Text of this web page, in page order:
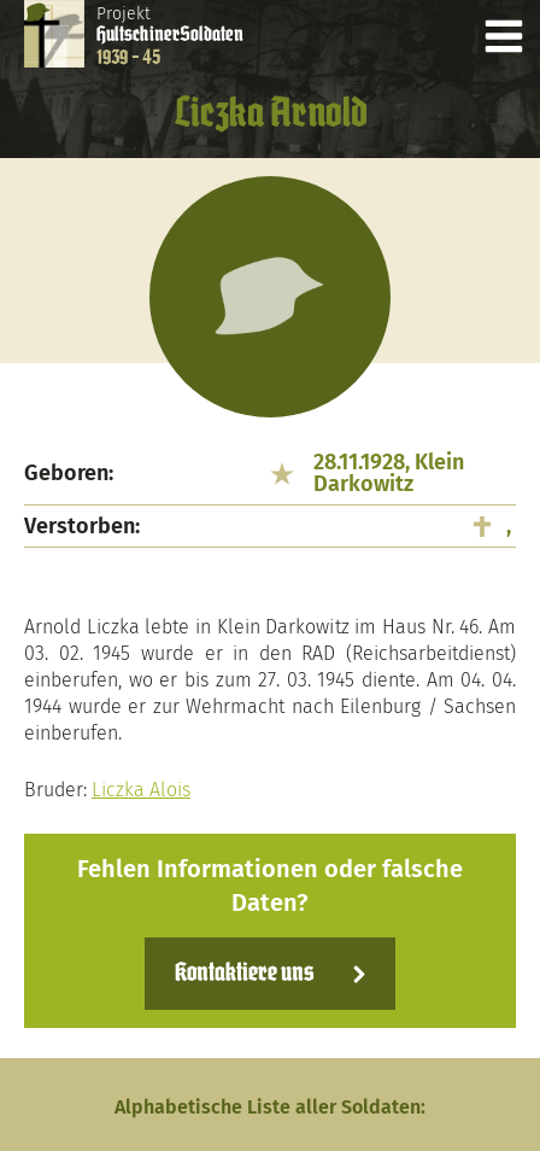
Projekt
HultschinerSoldaten
1939 - 45
Liczka Arnold
Geboren:
28.11.1928, Klein
Darkowitz
Verstorben:
,
Arnold Liczka lebte in Klein Darkowitz im Haus Nr. 46. Am
03. 02. 1945 wurde er in den RAD (Reichsarbeitdienst)
einberufen, wo er bis zum 27. 03. 1945 diente. Am 04. 04.
1944 wurde er zur Wehrmacht nach Eilenburg / Sachsen
einberufen.
Bruder: Liczka Alois
Fehlen Informationen oder falsche
Daten?
Kontaktiere uns
Alphabetische Liste aller Soldaten: